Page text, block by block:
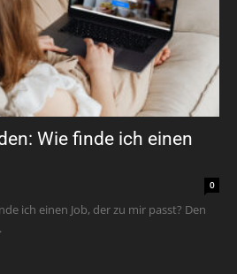
Wie finde ich einen
0
ich einen Job, der zu mir passt? Den